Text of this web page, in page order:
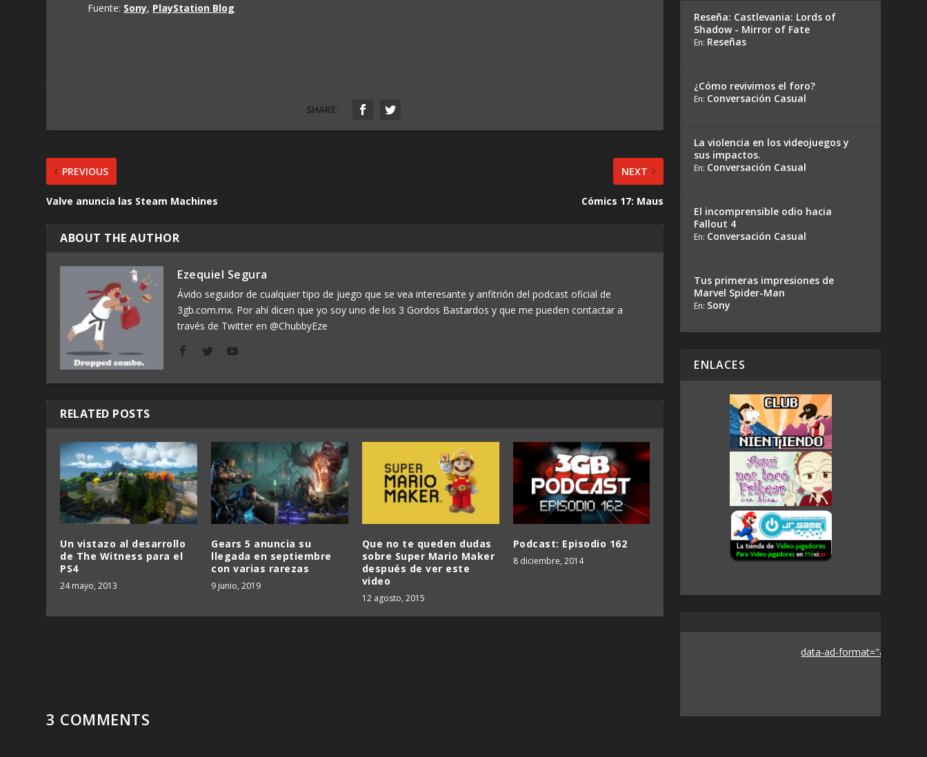
Fuente: Sony, PlayStation Blog
SHARE:
PREVIOUS
Valve anuncia las Steam Machines
NEXT
Cómics 17: Maus
ABOUT THE AUTHOR
Ezequiel Segura
Ávido seguidor de cualquier tipo de juego que se vea interesante y anfitrión del podcast oficial de
3gb.com.mx. Por ahí dicen que yo soy uno de los 3 Gordos Bastardos y que me pueden contactar a
través de Twitter en @ChubbyEze
RELATED POSTS
Un vistazo al desarrollo
de The Witness para el
PS4
24 mayo, 2013
Gears 5 anuncia su
llegada en septiembre
con varias rarezas
9 junio, 2019
Que no te queden dudas
sobre Super Mario Maker
después de ver este
video
12 agosto, 2015
Podcast: Episodio 162
8 diciembre, 2014
3 COMMENTS
Reseña: Castlevania: Lords of
Shadow - Mirror of Fate
En: Reseñas
¿Cómo revivimos el foro?
En: Conversación Casual
La violencia en los videojuegos y
sus impactos.
En: Conversación Casual
El incomprensible odio hacia
Fallout 4
En: Conversación Casual
Tus primeras impresiones de
Marvel Spider-Man
En: Sony
ENLACES
data-ad-format="auto">